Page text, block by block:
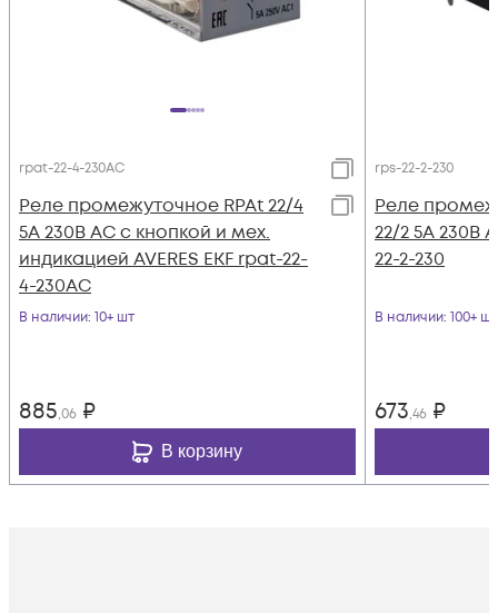
rpat-22-4-230AC
Реле промежуточное RPAt 22/4
5А 230В AC с кнопкой и мех.
индикацией AVERES EKF rpat-22-
4-230AC
В наличии: 10+ шт
885,06 ₽
В корзину
rps-22-2-230
Реле
22/2 5А 230В
22-2-230
В наличии: 100+ шт
673,46 ₽